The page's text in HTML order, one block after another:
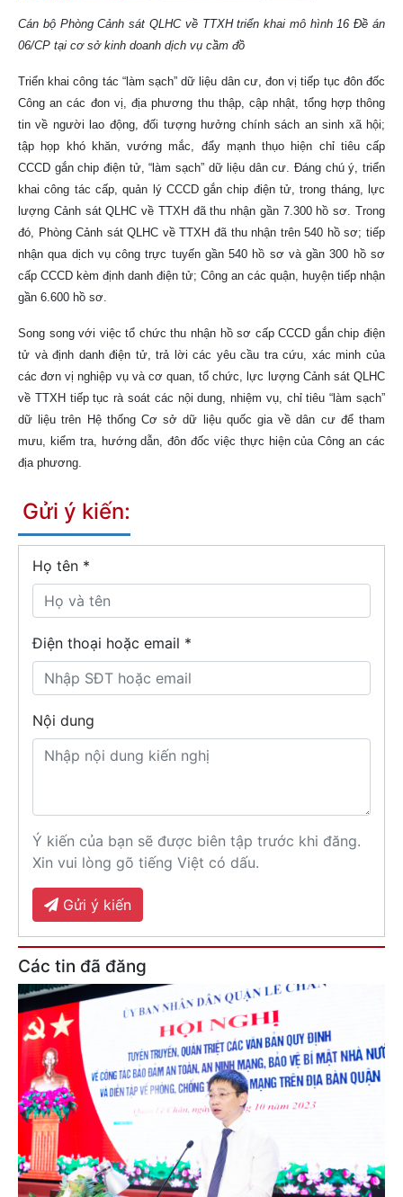
Cán bộ Phòng Cảnh sát QLHC về TTXH triển khai mô hình 16 Đề án
06/CP tại cơ sở kinh doanh dịch vụ cầm đồ
Triển khai công tác “làm sạch” dữ liệu dân cư, đon vị tiếp tục đôn đốc
Công an các đon vị, địa phương thu thập, cập nhật, tổng hợp thông
tin về người lao động, đối tượng hưởng chính sách an sinh xã hội;
tập họp khó khăn, vướng mắc, đẩy mạnh thụo hiện chỉ tiêu cấp
CCCD gắn chip điện tử, “làm sạch” dữ liệu dân cư. Đáng chú ý, triển
khai công tác cấp, quản lý CCCD gắn chip điện tử, trong tháng, lực
lượng Cảnh sát QLHC về TTXH đã thu nhận gần 7.300 hồ sơ. Trong
đó, Phòng Cảnh sát QLHC về TTXH đã thu nhận trên 540 hồ sơ; tiếp
nhận qua dịch vụ công trực tuyến gần 540 hồ sơ và gần 300 hồ sơ
cấp CCCD kèm định danh điện tử; Công an các quận, huyện tiếp nhận
gần 6.600 hồ sơ.
Song song với việc tổ chức thu nhận hồ sơ cấp CCCD gắn chip điện
tử và định danh điện tử, trả lời các yêu cầu tra cứu, xác minh của
các đơn vị nghiệp vụ và cơ quan, tổ chức, lực lượng Cảnh sát QLHC
về TTXH tiếp tục rà soát các nội dung, nhiệm vụ, chỉ tiêu “làm sạch”
dữ liệu trên Hệ thống Cơ sở dữ liệu quốc gia về dân cư để tham
mưu, kiểm tra, hướng dẫn, đôn đốc việc thực hiện của Công an các
địa phương.
Gửi ý kiến:
Họ tên *
Điện thoại hoặc email *
Nội dung
Ý kiến của bạn sẽ được biên tập trước khi đăng.
Xin vui lòng gõ tiếng Việt có dấu.
Gửi ý kiến
Các tin đã đăng